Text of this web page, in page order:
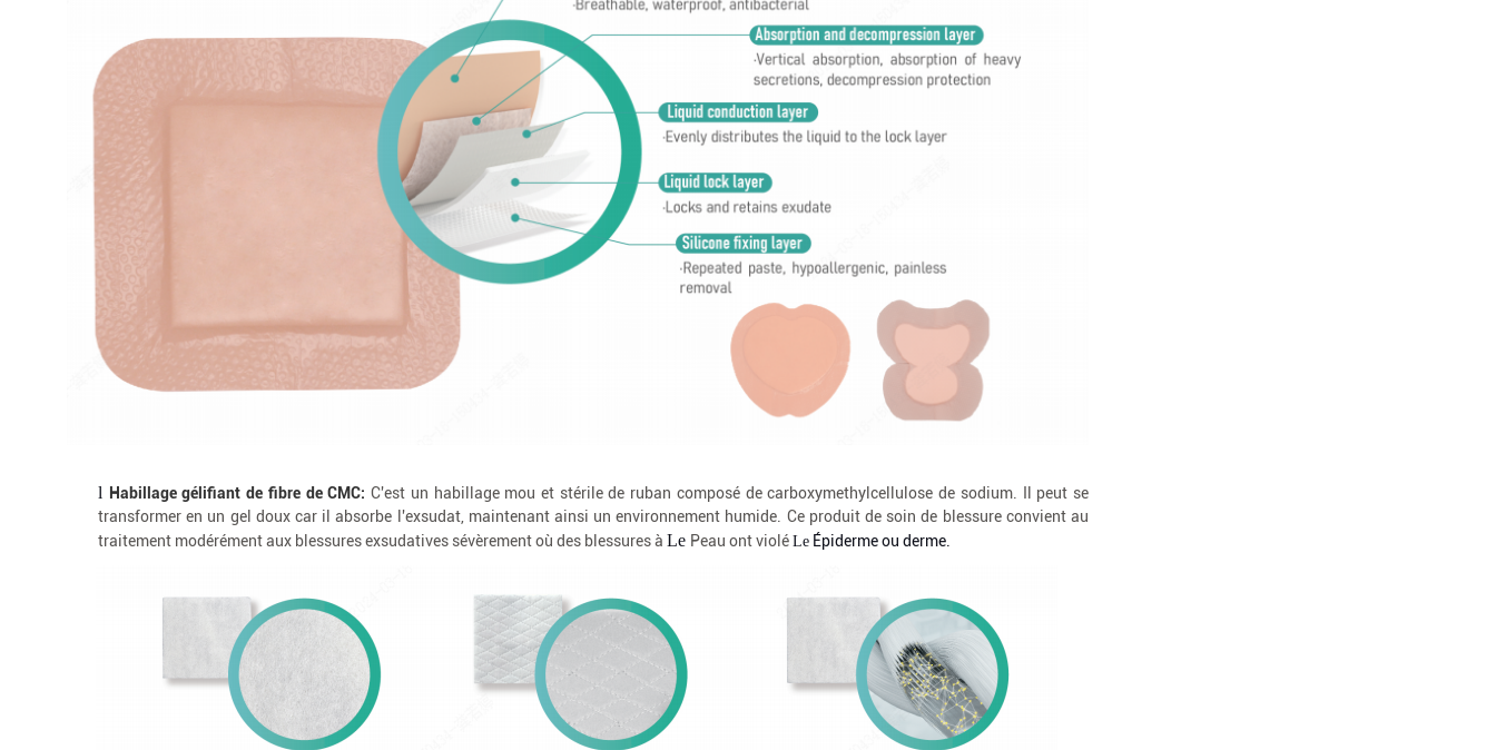
l Habillage gélifiant de fibre de CMC: C'est un habillage mou et stérile de ruban composé de carboxymethylcellulose de sodium. Il peut se
transformer en un gel doux car il absorbe l'exsudat, maintenant ainsi un environnement humide. Ce produit de soin de blessure convient au
traitement modérément aux blessures exsudatives sévèrement où des blessures à Le Peau ont violé Le Épiderme ou derme.